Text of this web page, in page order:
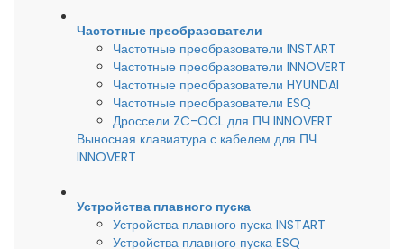
Частотные преобразователи
Частотные преобразователи INSTART
Частотные преобразователи INNOVERT
Частотные преобразователи HYUNDAI
Частотные преобразователи ESQ
Дроссели ZC-OCL для ПЧ INNOVERT
Выносная клавиатура с кабелем для ПЧ
INNOVERT
Устройства плавного пуска
Устройства плавного пуска INSTART
Устройства плавного пуска ESQ